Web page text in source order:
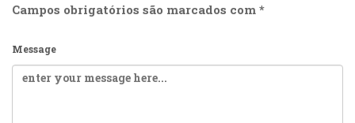
Campos obrigatórios são marcados com *
Message